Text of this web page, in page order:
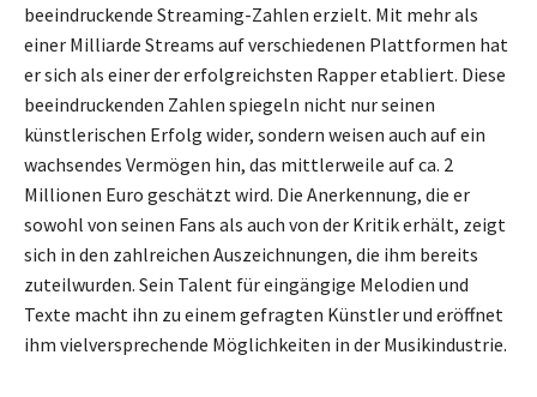
beeindruckende Streaming-Zahlen erzielt. Mit mehr als
einer Milliarde Streams auf verschiedenen Plattformen hat
er sich als einer der erfolgreichsten Rapper etabliert. Diese
beeindruckenden Zahlen spiegeln nicht nur seinen
künstlerischen Erfolg wider, sondern weisen auch auf ein
wachsendes Vermögen hin, das mittlerweile auf ca. 2
Millionen Euro geschätzt wird. Die Anerkennung, die er
sowohl von seinen Fans als auch von der Kritik erhält, zeigt
sich in den zahlreichen Auszeichnungen, die ihm bereits
zuteilwurden. Sein Talent für eingängige Melodien und
Texte macht ihn zu einem gefragten Künstler und eröffnet
ihm vielversprechende Möglichkeiten in der Musikindustrie.